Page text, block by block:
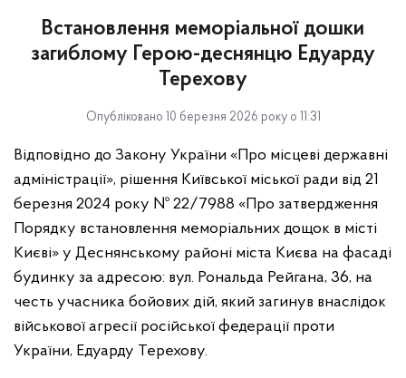
Встановлення меморіальної дошки
загиблому Герою-деснянцю Едуарду
Терехову
Опубліковано 10 березня 2026 року о 11:31
Відповідно до Закону України «Про місцеві державні
адміністрації», рішення Київської міської ради від 21
березня 2024 року № 22/7988 «Про затвердження
Порядку встановлення меморіальних дощок в місті
Києві» у Деснянському районі міста Києва на фасаді
будинку за адресою: вул. Рональда Рейгана, 36, на
честь учасника бойових дій, який загинув внаслідок
військової агресії російської федерації проти
України, Едуарду Терехову.